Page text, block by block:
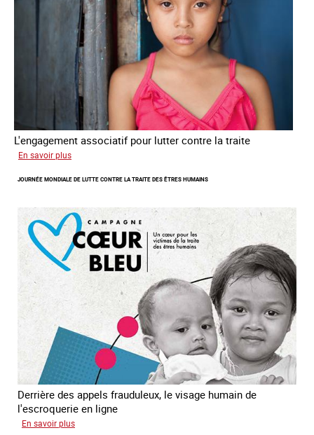
L'engagement associatif pour lutter contre la traite
En savoir plus
des
en
Asie
du
sud
est
JOURNÉE MONDIALE DE LUTTE CONTRE LA TRAITE DES ÊTRES HUMAINS
Derrière des appels frauduleux, le visage humain de
l'escroquerie en ligne
En savoir plus